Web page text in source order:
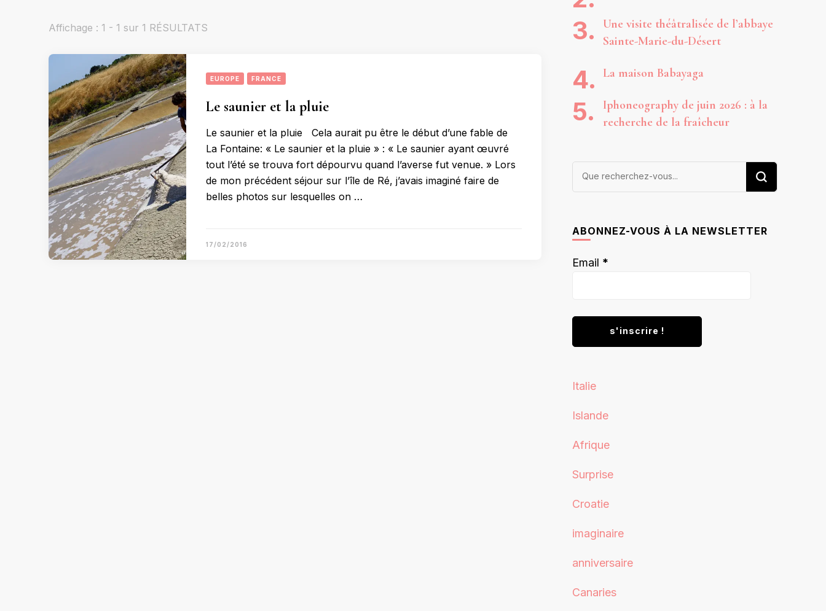
Affichage : 1 - 1 sur 1 RÉSULTATS
EUROPE FRANCE
Le saunier et la pluie
Le saunier et la pluie Cela aurait pu être le début d’une fable de
La Fontaine: « Le saunier et la pluie » : « Le saunier ayant œuvré
tout l’été se trouva fort dépourvu quand l’averse fut venue. » Lors
de mon précédent séjour sur l’île de Ré, j’avais imaginé faire de
belles photos sur lesquelles on …
17/02/2016
Une visite théâtralisée de l’abbaye
Sainte-Marie-du-Désert
La maison Babayaga
Iphoneography de juin 2026 : à la
recherche de la fraîcheur
Vous
ABONNEZ-VOUS À LA NEWSLETTER
Email *
Italie
Islande
Afrique
Surprise
Croatie
imaginaire
anniversaire
Canaries